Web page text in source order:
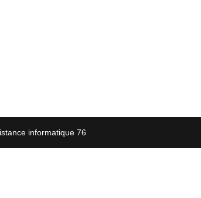
informatique 76